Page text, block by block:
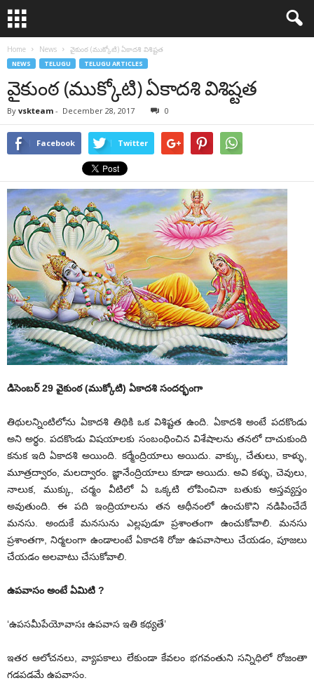
Home News వైకుంఠ (ముక్కోటి) ఏకాదశి విశిష్టత
NEWS TELUGU TELUGU ARTICLES
వైకుంఠ (ముక్కోటి) ఏకాదశి విశిష్టత
By vskteam - December 28, 2017 0
Facebook Twitter
డిసెంబర్‌ 29 వైకుంఠ (ముక్కోటి) ఏకాదశి సందర్భంగా
తిథులన్నింటిలోను ఏకాదశి తిథికి ఒక విశిష్టత ఉంది. ఏకాదశి అంటే పదకొండు
అని అర్థం. పదకొండు విషయాలకు సంబంధించిన విశేషాలను తనలో దాచుకుంది
కనుక ఇది ఏకాదశి అయింది. కర్మేంద్రియాలు అయిదు. వాక్కు, చేతులు, కాళ్ళు,
మూత్రద్వారం, మలద్వారం. జ్ఞానేంద్రియాలు కూడా అయిదు. అవి కళ్ళు, చెవులు,
నాలుక, ముక్కు, చర్మం వీటిలో ఏ ఒక్కటి లోపించినా బతుకు అస్తవ్యస్తం
అవుతుంది. ఈ పది ఇంద్రియాలను తన ఆధీనంలో ఉంచుకొని నడిపించేదే
మనసు. అందుకే మనసును ఎల్లపుడూ ప్రశాంతంగా ఉంచుకోవాలి. మనసు
ప్రశాంతగా, నిర్మలంగా ఉండాలంటే ఏకాదశి రోజు ఉపవాసాలు చేయడం, పూజలు
చేయడం అలవాటు చేసుకోవాలి.
ఉపవాసం అంటే ఏమిటి ?
‘ఉపసమీపేయోవాసః ఉపవాస ఇతి కథ్యతే’
ఇతర ఆలోచనలు, వ్యాపకాలు లేకుండా కేవలం భగవంతుని సన్నిధిలో రోజంతా
గడపడమే ఉపవాసం.